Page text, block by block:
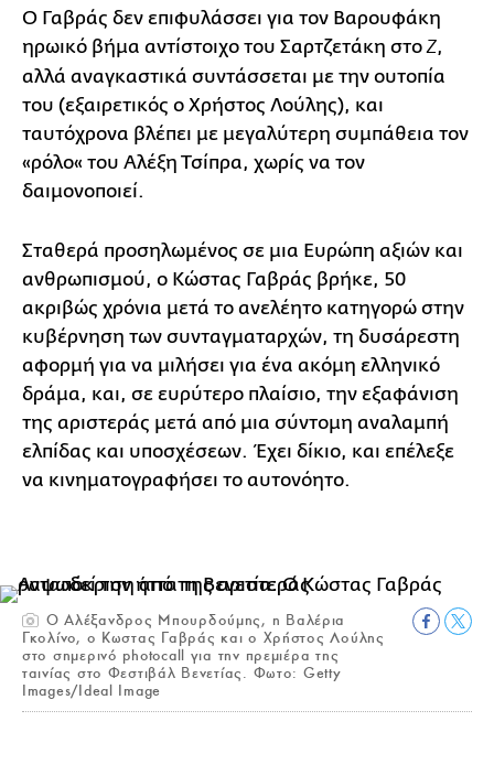
Ο Γαβράς δεν επιφυλάσσει για τον Βαρουφάκη
ηρωικό βήμα αντίστοιχο του Σαρτζετάκη στοΖ,
αλλά αναγκαστικά συντάσσεται με την ουτοπία
του (εξαιρετικός ο Χρήστος Λούλης), και
ταυτόχρονα βλέπει με μεγαλύτερη συμπάθεια τον
«ρόλο« του Αλέξη Τσίπρα, χωρίς να τον
δαιμονοποιεί.
Σταθερά προσηλωμένος σε μια Ευρώπη αξιών και
ανθρωπισμού, ο Κώστας Γαβράς βρήκε, 50
ακριβώς χρόνια μετά το ανελέητο κατηγορώ στην
κυβέρνηση των συνταγματαρχών, τη δυσάρεστη
αφορμή για να μιλήσει για ένα ακόμη ελληνικό
δράμα, και, σε ευρύτερο πλαίσιο, την εξαφάνιση
της αριστεράς μετά από μια σύντομη αναλαμπή
ελπίδας και υποσχέσεων. Έχει δίκιο, και επέλεξε
να κινηματογραφήσει το αυτονόητο.
Ο Αλέξανδρος Μπουρδούμης, η Βαλέρια
Γκολίνο, ο Κωστας Γαβράς και ο Χρήστος Λούλης
στο σημερινό photocall για την πρεμιέρα της
ταινίας στο Φεστιβάλ Βενετίας. Φωτο: Getty
Images/Ideal Image